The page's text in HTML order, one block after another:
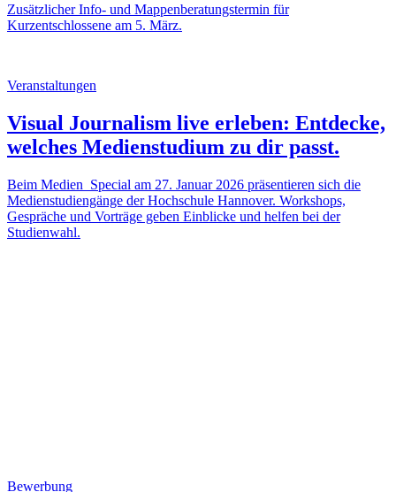
Zusätzlicher Info- und Mappenberatungstermin für
Kurzentschlossene am 5. März.
Veranstaltungen
Visual Journalism live erleben: Entdecke,
welches Medienstudium zu dir passt.
Beim Medien_Special am 27. Januar 2026 präsentieren sich die
Medienstudiengänge der Hochschule Hannover. Workshops,
Gespräche und Vorträge geben Einblicke und helfen bei der
Studienwahl.
Bewerbung